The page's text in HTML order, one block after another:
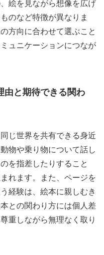
絵を見ながら想像を広げ
のなど特徴が異なりま
方向に合わせて選ぶこと
ュニケーションにつなが
由と期待できる関わ
じ世界を共有できる身近
物や乗り物について話し
を指差したりすること
れます。また、ページを
経験は、絵本に親しむき
との関わり方には個人差
重しながら無理なく取り